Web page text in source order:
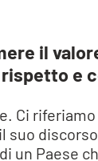
il
e
Ci
un Paese